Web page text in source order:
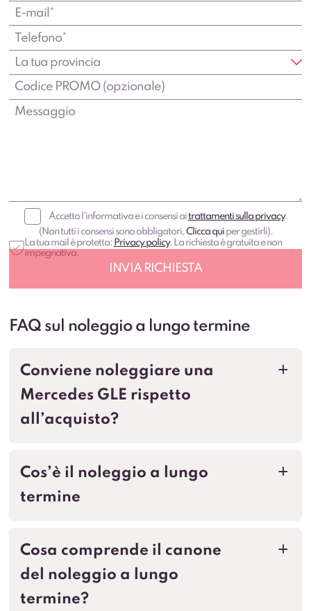
Accetto l'informativa e i consensi aitrattamenti sulla privacy .
(Non tutti i consensi sono obbligatori, Clicca quiper gestirli).
La tua mail è protetta: Privacy policy . La richiesta è gratuita e non
impegnativa.
FAQ sul noleggio a lungo termine
a
Conviene noleggiare una
Mercedes GLE rispetto
all’acquisto?
a
Cos’è il noleggio a lungo
termine
a
Cosa comprende il canone
del noleggio a lungo
termine?